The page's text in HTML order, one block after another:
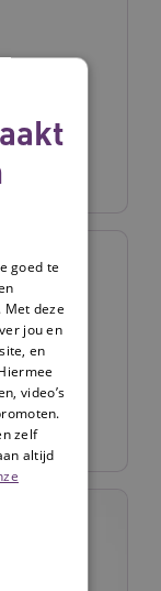
goed te
deze
jou en
en
video’s
zelf
altijd